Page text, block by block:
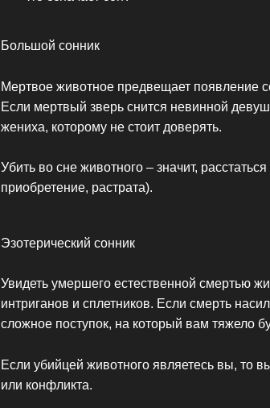
Большой сонник
Мертвое животное предвещает появление
Если мертвый зверь снится невинной
жениха, которому не стоит доверять.
Убить во сне животного – значит, расстаться
приобретение, растрата).
Эзотерический сонник
Увидеть умершего естественной смертью
интриганов и сплетников. Если смерть
сложное поступок, на который вам тяжело
Если убийцей животного являетесь вы, то
или конфликта.